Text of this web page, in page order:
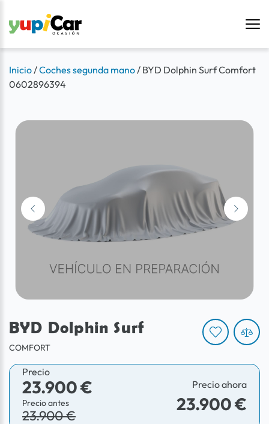
Inicio/Coches segunda mano/ BYD Dolphin Surf Comfort
0602896394
BYD Dolphin Surf
COMFORT
Precio
23.900 €
Precio antes
23.900 €
Precio ahora
23.900 €